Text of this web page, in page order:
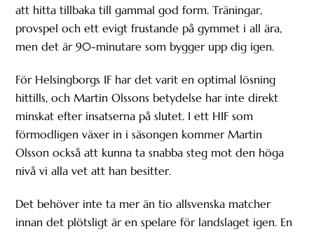
att hitta tillbaka till gammal god form. Träningar,
provspel och ett evigt frustande på gymmet i all ära,
men det är 90-minutare som bygger upp dig igen.
För Helsingborgs IF har det varit en optimal lösning
hittills, och Martin Olssons betydelse har inte direkt
minskat efter insatserna på slutet. I ett HIF som
förmodligen växer in i säsongen kommer Martin
Olsson också att kunna ta snabba steg mot den höga
nivå vi alla vet att han besitter.
Det behöver inte ta mer än tio allsvenska matcher
innan det plötsligt är en spelare för landslaget igen. En